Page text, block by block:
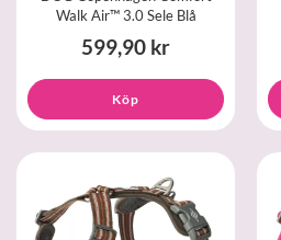
Walk Air™ 3.0 Sele Blå
599,90 kr
Köp